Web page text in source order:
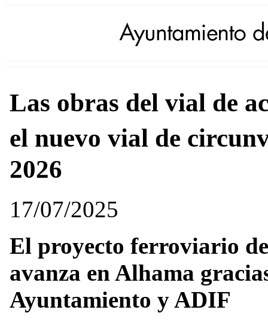
Las obras del vial de
el nuevo vial de
2026
17/07/2025
El proyecto ferroviario
avanza en Alhama
Ayuntamiento y ADIF